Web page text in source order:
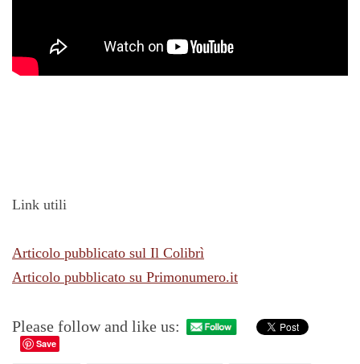
Link utili
Articolo pubblicato sul Il Colibrì
Articolo pubblicato su Primonumero.it
Please follow and like us:
Save